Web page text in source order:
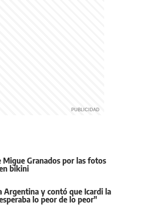
Granados por las fotos
bikini
Argentina y contó que Icardi la
lo peor de lo peor"